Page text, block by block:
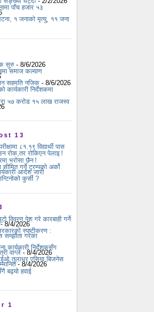
पाँच हजार ५३
१ जनाको मृत्यु, ११ जना
सुरु- 8/6/2026
समाज कल्याण
सहमति नजिक - 8/6/2026
निर्देशकमा
५७ करोड १५ लाख राजस्व
13
८१.१९ विद्यार्थी पास
रोक,तर रोकिएन पेलाइ !
भरोसा छैन !
सीमित गर्ने ट्रम्पको अर्को
आदेश जारी
कुर्सी ?
विवरण पेश गरे कारबाही गर्ने
8/4/2026
स्पष्टीकरण :
सम्झौता गरेका
कार्यकारी निर्देशकसँग
वाग्ले - 8/4/2026
तुलाधर एसिया बिजनेस
- 8/4/2026
बढ्यो हवाई
1